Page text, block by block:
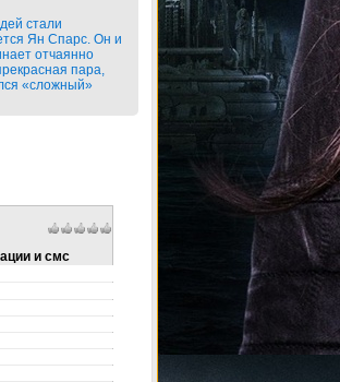
стали
Ян Спарс. Он и
отчаянно
пара,
«сложный»
и смс